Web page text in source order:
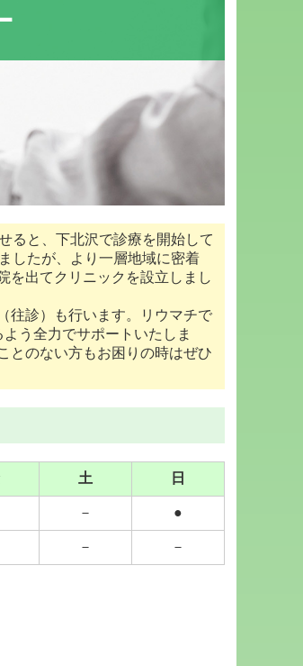
ると、下北沢で診療を開始して
したが、より一層地域に密着
を出てクリニックを設立しまし
往診）も行います。リウマチで
う全力でサポートいたしま
とのない方もお困りの時はぜひ
土 日
－ ●
－ －